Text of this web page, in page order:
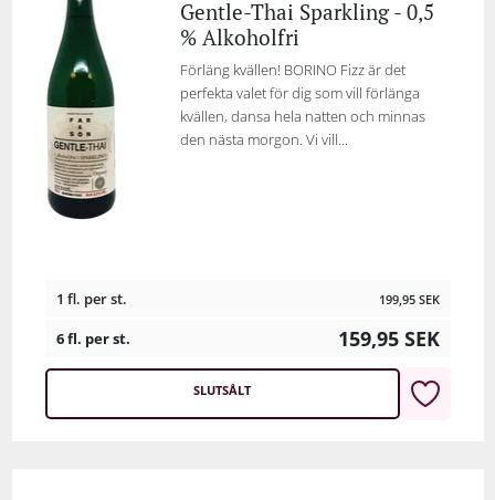
Gentle-Thai Sparkling - 0,5
% Alkoholfri
Förläng kvällen! BORINO Fizz är det
perfekta valet för dig som vill förlänga
kvällen, dansa hela natten och minnas
den nästa morgon. Vi vill...
1 fl. per st. 199,95 SEK
6 fl. per st. 159,95 SEK
SLUTSÅLT